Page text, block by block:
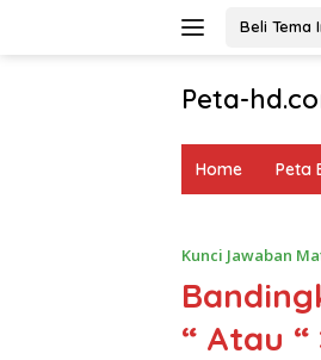
Beli Tema
Peta-
Gambar
Home Peta
Kunci Jawaban
“ Atau “